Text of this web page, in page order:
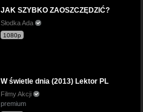
JAK SZYBKO ZAOSZCZĘDZIĆ?
Słodka Ada
1080p
W świetle dnia (2013) Lektor PL
Filmy Akcji
premium